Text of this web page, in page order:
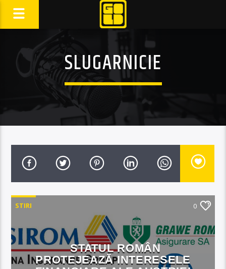
SLUGARNICIE
STIRI 0
STATUL ROMÂN
PROTEJEAZĂ INTERESELE